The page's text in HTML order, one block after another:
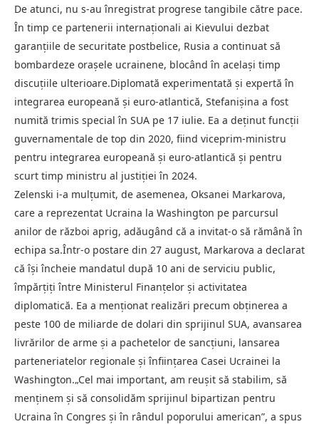
De atunci, nu s-au înregistrat progrese tangibile către pace.
În timp ce partenerii internaționali ai Kievului dezbat
garanțiile de securitate postbelice, Rusia a continuat să
bombardeze orașele ucrainene, blocând în același timp
discuțiile ulterioare.Diplomată experimentată și expertă în
integrarea europeană și euro-atlantică, Stefanișina a fost
numită trimis special în SUA pe 17 iulie. Ea a deținut funcții
guvernamentale de top din 2020, fiind viceprim-ministru
pentru integrarea europeană și euro-atlantică și pentru
scurt timp ministru al justiției în 2024.
Zelenski i-a mulțumit, de asemenea, Oksanei Markarova,
care a reprezentat Ucraina la Washington pe parcursul
anilor de război aprig, adăugând că a invitat-o ​​să rămână în
echipa sa.Într-o postare din 27 august, Markarova a declarat
că își încheie mandatul după 10 ani de serviciu public,
împărțiți între Ministerul Finanțelor și activitatea
diplomatică. Ea a menționat realizări precum obținerea a
peste 100 de miliarde de dolari din sprijinul SUA, avansarea
livrărilor de arme și a pachetelor de sancțiuni, lansarea
parteneriatelor regionale și înființarea Casei Ucrainei la
Washington.„Cel mai important, am reușit să stabilim, să
menținem și să consolidăm sprijinul bipartizan pentru
Ucraina în Congres și în rândul poporului american”, a spus